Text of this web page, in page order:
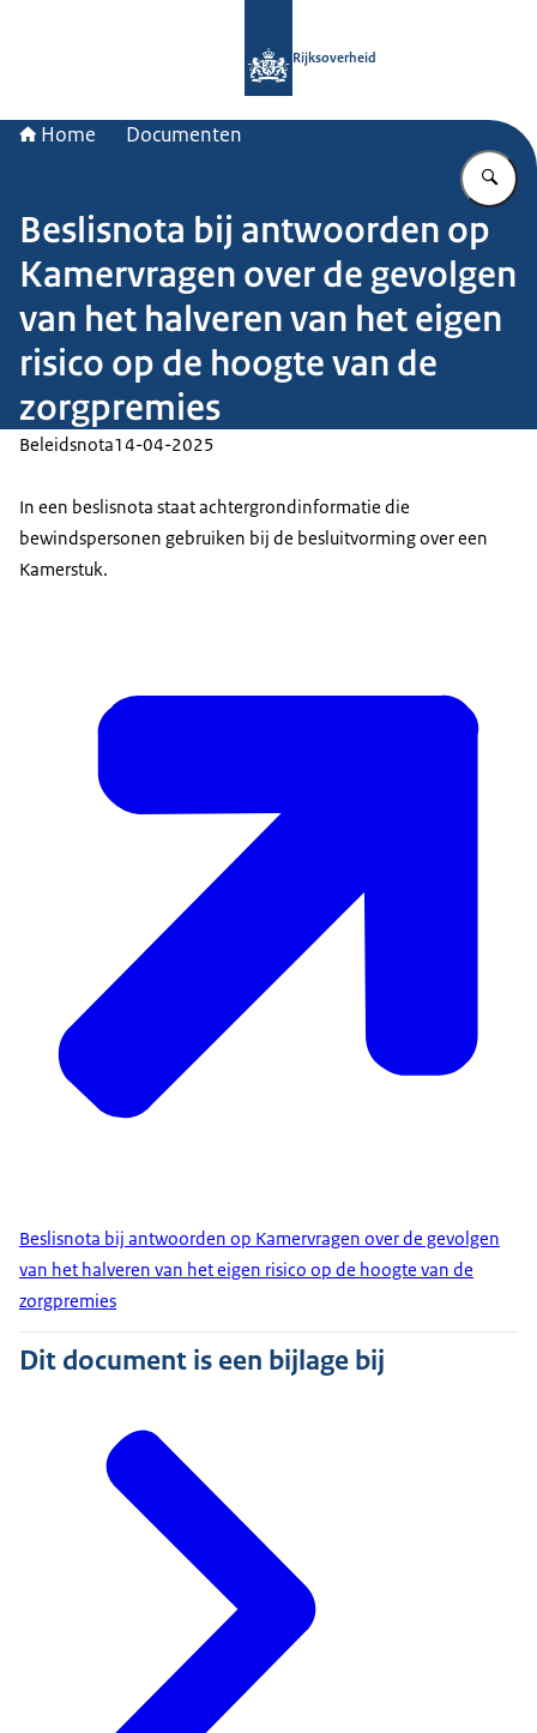
Rijksoverheid
Home Documenten
Beslisnota bij antwoorden op
Kamervragen over de gevolgen
van het halveren van het eigen
risico op de hoogte van de
zorgpremies
Beleidsnota14-04-2025
In een beslisnota staat achtergrondinformatie die
bewindspersonen gebruiken bij de besluitvorming over een
Kamerstuk.
Beslisnota bij antwoorden op Kamervragen over de gevolgen
van het halveren van het eigen risico op de hoogte van de
zorgpremies
Dit document is een bijlage bij